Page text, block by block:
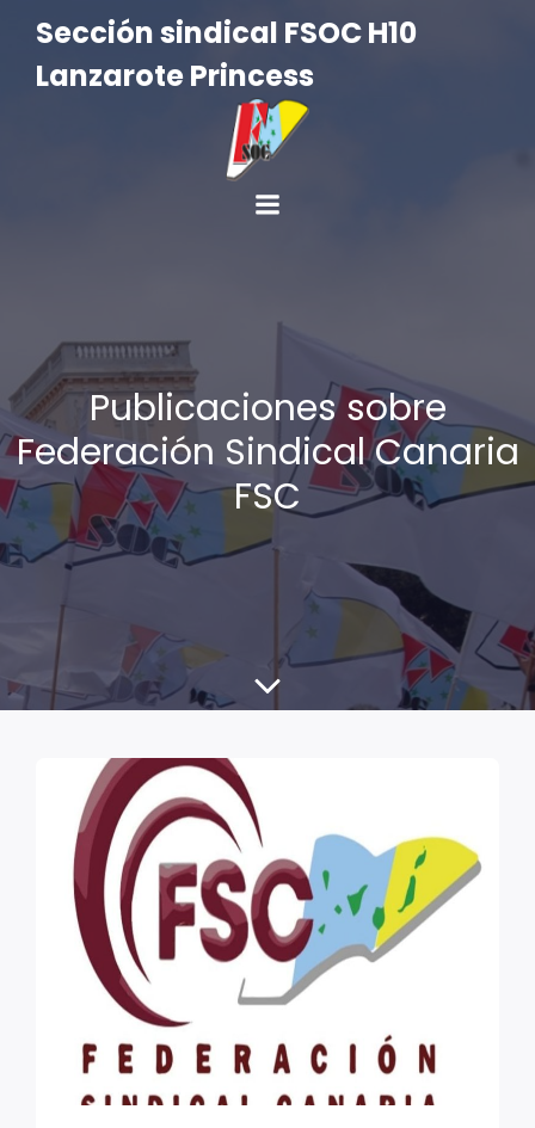
Sección sindical FSOC H10
Lanzarote Princess
Publicaciones sobre
Federación Sindical Canaria
FSC